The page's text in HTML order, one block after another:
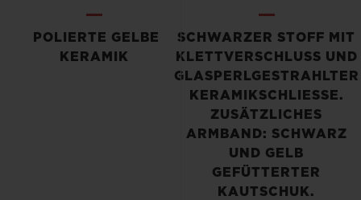
POLIERTE GELBE
KERAMIK
SCHWARZER STOFF MIT
KLETTVERSCHLUSS UND
GLASPERLGESTRAHLTER
KERAMIKSCHLIESSE. Z
USÄTZLICHES A
RMBAND: SCHWARZ U
ND GELB G
EFÜTTERTER K
AUTSCHUK.